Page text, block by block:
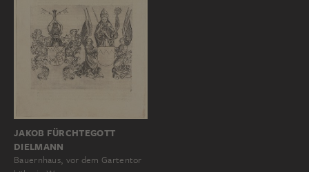
JAKOB FÜRCHTEGOTT
DIELMANN
Bauernhaus, vor dem Gartentor